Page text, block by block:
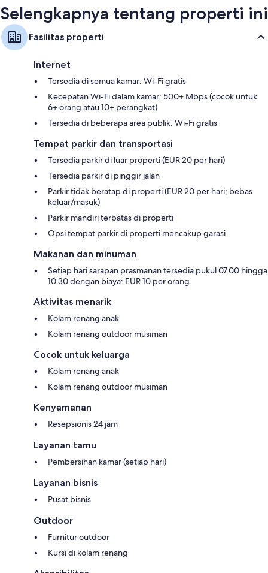
Selengkapnya tentang properti ini
Fasilitas properti
Internet
Tersedia di semua kamar: Wi-Fi gratis
Kecepatan Wi-Fi dalam kamar: 500+ Mbps (cocok untuk
6+ orang atau 10+ perangkat)
Tersedia di beberapa area publik: Wi-Fi gratis
Tempat parkir dan transportasi
Tersedia parkir di luar properti (EUR 20 per hari)
Tersedia parkir di pinggir jalan
Parkir tidak beratap di properti (EUR 20 per hari; bebas
keluar/masuk)
Parkir mandiri terbatas di properti
Opsi tempat parkir di properti mencakup garasi
Makanan dan minuman
Setiap hari sarapan prasmanan tersedia pukul 07.00 hingga
10.30 dengan biaya: EUR 10 per orang
Aktivitas menarik
Kolam renang anak
Kolam renang outdoor musiman
Cocok untuk keluarga
Kolam renang anak
Kolam renang outdoor musiman
Kenyamanan
Resepsionis 24 jam
Layanan tamu
Pembersihan kamar (setiap hari)
Layanan bisnis
Pusat bisnis
Outdoor
Furnitur outdoor
Kursi di kolam renang